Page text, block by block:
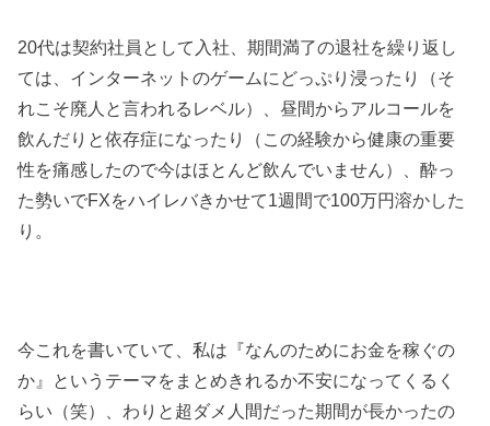
20代は契約社員として入社、期間満了の退社を繰り返し
ては、インターネットのゲームにどっぷり浸ったり（そ
れこそ廃人と言われるレベル）、昼間からアルコールを
飲んだりと依存症になったり（この経験から健康の重要
性を痛感したので今はほとんど飲んでいません）、酔っ
た勢いでFXをハイレバきかせて1週間で100万円溶かした
り。
今これを書いていて、私は『なんのためにお金を稼ぐの
か』というテーマをまとめきれるか不安になってくるく
らい（笑）、わりと超ダメ人間だった期間が長かったの